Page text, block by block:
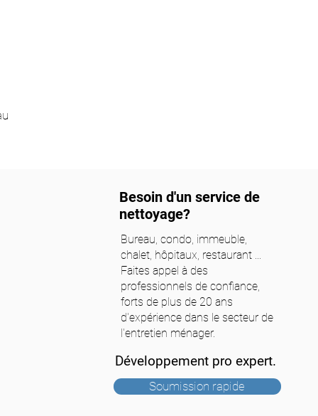
Besoin d'un service de
nettoyage?
Bureau, condo, immeuble,
chalet, hôpitaux, restaurant ...
Faites appel à des
professionnels de confiance,
forts de plus de 20 ans
d'expérience dans le secteur de
l'entretien ménager.
Développement pro expert.
Soumission rapide